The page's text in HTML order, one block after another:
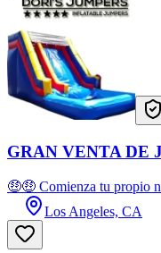
GRAN VENTA DE
🤑🤑 Comienza tu propio
Los Angeles, CA